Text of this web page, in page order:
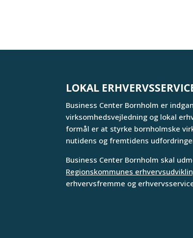
LOKAL
Business Center Bornholm er
virksomhedsvejledning og lokal
formål er at styrke bornholmske
nutidens og fremtidens
Business Center Bornholm skal
Regionskommunes
erhvervsfremme og